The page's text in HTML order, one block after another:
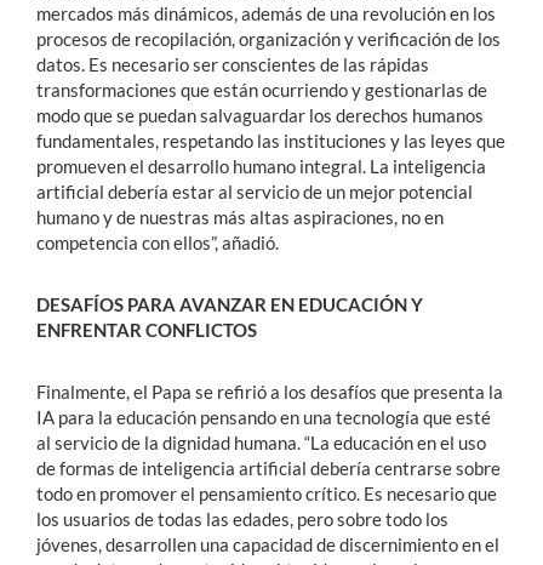
mercados más dinámicos, además de una revolución en los
procesos de recopilación, organización y verificación de los
datos. Es necesario ser conscientes de las rápidas
transformaciones que están ocurriendo y gestionarlas de
modo que se puedan salvaguardar los derechos humanos
fundamentales, respetando las instituciones y las leyes que
promueven el desarrollo humano integral. La inteligencia
artificial debería estar al servicio de un mejor potencial
humano y de nuestras más altas aspiraciones, no en
competencia con ellos”, añadió.
DESAFÍOS PARA AVANZAR EN EDUCACIÓN Y
ENFRENTAR CONFLICTOS
Finalmente, el Papa se refirió a los desafíos que presenta la
IA para la educación pensando en una tecnología que esté
al servicio de la dignidad humana. “La educación en el uso
de formas de inteligencia artificial debería centrarse sobre
todo en promover el pensamiento crítico. Es necesario que
los usuarios de todas las edades, pero sobre todo los
jóvenes, desarrollen una capacidad de discernimiento en el